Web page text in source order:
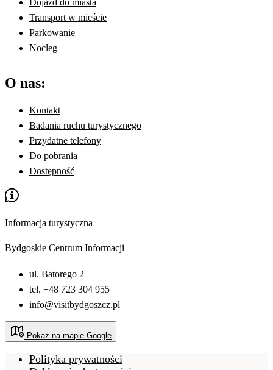
Transport w mieście
Parkowanie
Nocleg
O nas:
Kontakt
Badania ruchu turystycznego
Przydatne telefony
Do pobrania
Dostępność
Informacja turystyczna
Bydgoskie Centrum Informacji
ul. Batorego 2
tel. +48 723 304 955
info@visitbydgoszcz.pl
Pokaż na mapie Google
Polityka prywatności